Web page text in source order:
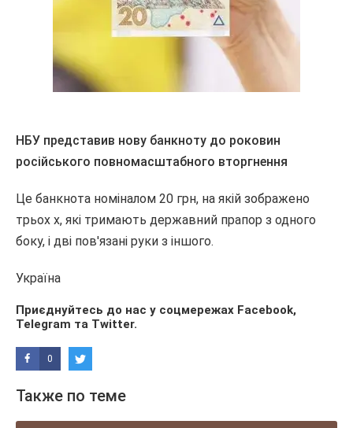
НБУ представив нову банкноту до роковин
російського повномасштабного вторгнення
Це банкнота номіналом 20 грн, на якій зображено
трьох х, які тримають державний прапор з одного
боку, і дві пов'язані руки з іншого.
Україна
Приєднуйтесь до нас у соцмережах Facebook,
Telegram та Twitter.
0
Также по теме